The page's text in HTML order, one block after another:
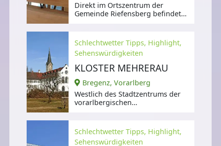
Direkt im Ortszentrum der
Gemeinde Riefensberg befindet
Schlechtwetter Tipps, Highlight,
Sehenswürdigkeiten
KLOSTER MEHRERAU
Bregenz, Vorarlberg
Westlich des Stadtzentrums der
vorarlbergischen
Schlechtwetter Tipps, Highlight,
Sehenswürdigkeiten